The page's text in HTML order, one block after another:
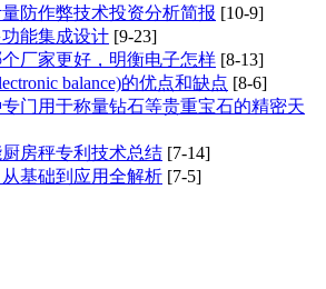
防作弊技术投资分析简报 [10-9]
能集成设计 [9-23]
厂家更好，明衡电子怎样 [8-13]
balance)的优点和缺点 [8-6]
门用于称量钻石等贵重宝石的精密天
房秤专利技术总结 [7-14]
基础到应用全解析 [7-5]